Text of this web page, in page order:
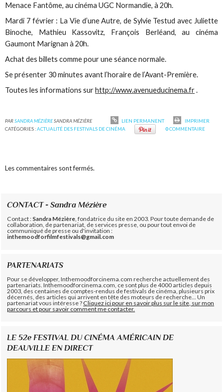
Menace Fantôme, au cinéma UGC Normandie, à 20h.
Mardi 7 février : La Vie d’une Autre, de Sylvie Testud avec Juliette
Binoche, Mathieu Kassovitz, François Berléand, au cinéma
Gaumont Marignan à 20h.
Achat des billets comme pour une séance normale.
Se présenter 30 minutes avant l’horaire de l’Avant-Première.
Toutes les informations sur http://www.avenueducinema.fr.
PARSANDRA MÉZIÈRESANDRA MÉZIÈRE LIEN PERMANENT
IMPRIMER
CATÉGORIES :ACTUALITÉ DES FESTIVALS DE CINÉMA 0COMMENTAIRE
Les commentaires sont fermés.
CONTACT - Sandra Mézière
Contact : Sandra Mézière , fondatrice du site en 2003. Pour toute demande de
collaboration, de partenariat, de services presse, ou pour tout envoi de
communiqué de presse ou d'invitation :
inthemoodforfilmfestivals@gmail.com
PARTENARIATS
Pour se développer, Inthemoodforcinema.com recherche actuellement des
partenariats. Inthemoodforcinema.com, ce sont plus de 4000 articles depuis
2003, des centaines de comptes-rendus de festivals de cinéma, plusieurs prix
décernés, des articles qui arrivent en tête des moteurs de recherche... Un
partenariat vous intéresse ?Cliquez ici pour en savoir plus sur le site, sur mon
parcours et pour savoir comment me contacter.
LE 52e FESTIVAL DU CINÉMA AMÉRICAIN DE
DEAUVILLE EN DIRECT